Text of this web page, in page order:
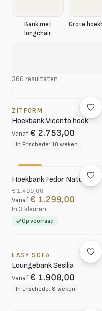
Bank met
longchair
Grote
360 resultaten
ZITFORM
Hoekbank Vicento hoek
Vanaf € 2.753,00
In Enschede: 10 weken
Hoekbank Fedor Naturel
€ 1.499,00
Vanaf € 1.299,00
In 3 kleuren
Op voorraad
EASY SOFA
Loungebank Sesilia
Vanaf € 1.908,00
In Enschede: 8 weken